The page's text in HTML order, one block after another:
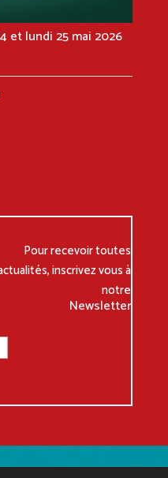
et lundi 25 mai 2026
Pour recevoir toutes
inscrivez vous à
notre
Newsletter